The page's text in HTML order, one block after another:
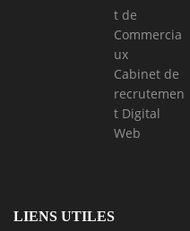
t de
Commercia
ux
Cabinet de
recrutemen
t Digital
Web
LIENS UTILES